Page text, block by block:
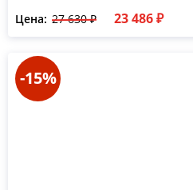
Цена: 27 630 ₽ 23 486 ₽
-15%